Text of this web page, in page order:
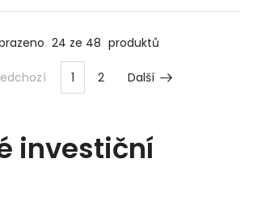
24 ze 48 produktů
1 2 Další
investiční